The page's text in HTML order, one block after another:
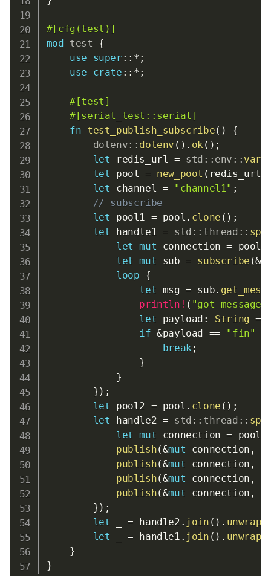
#[cfg(test)]
mod test
{
use
super :: *;
use
crate :: *;
#[test]
#[serial_test::serial]
fn test_publish_subscribe( )
{
dotenv:: dotenv ( ) . ok ( ) ;
let redis_url = std :: env :: var
let pool = new_pool ( redis_url
let channel = "channel1" ;
// subscribe
let pool1 = pool . clone ( ) ;
let handle1 = std :: thread ::
let
mut connection = pool1
let
mut sub = subscribe (&
loop {
let msg = sub.
println! ( "got
let payload : String =
if &payload == "fin"
break ;
}
}
} ) ;
let pool2 = pool . clone ( ) ;
let handle2 = std :: thread ::
let
mut connection = pool2
publish(&mut connection ,
publish(&mut connection ,
publish(&mut connection ,
publish(&mut connection ,
} ) ;
let _ = handle2 . join ( ) . unwrap
let _ = handle1 . join ( ) . unwrap
}
}